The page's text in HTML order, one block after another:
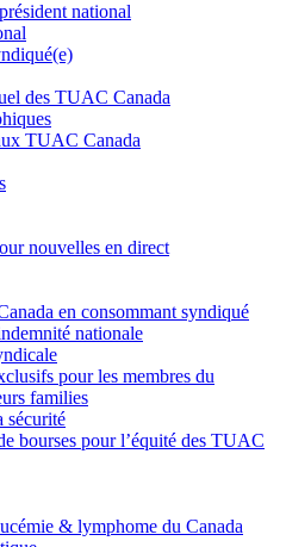
national
des TUAC Canada
TUAC Canada
nouvelles en direct
en consommant syndiqué
nationale
pour les membres du
families
sécurité
bourses pour l’équité des TUAC
& lymphome du Canada